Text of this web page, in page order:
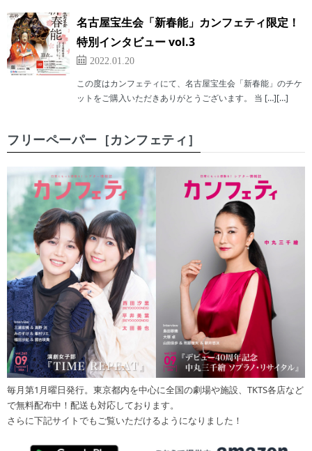
名古屋宝生会「新春能」カンフェティ限定！
特別インタビュー vol.3
2022.01.20
この度はカンフェティにて、名古屋宝生会「新春能」のチケ
ットをご購入いただきありがとうございます。 当 […][…]
フリーペーパー［カンフェティ］
毎月第1月曜日発行。東京都内を中心に全国の劇場や施設、TKTS各店など
で無料配布中！配送も対応しております。
さらに下記サイトでもご覧いただけるようになりました！